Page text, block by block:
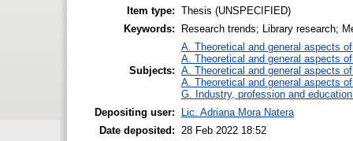
Item type: Thesis (UNSPECIFIED)
Keywords:
Research trends; Library research;
Subjects:
A. Theoretical and general aspects
A. Theoretical and general aspects
A. Theoretical and general aspects
A. Theoretical and general aspects
G. Industry, profession and
Depositing user:
Lic. Adriana Mora Natera
Date deposited:
28 Feb 2022 18:52